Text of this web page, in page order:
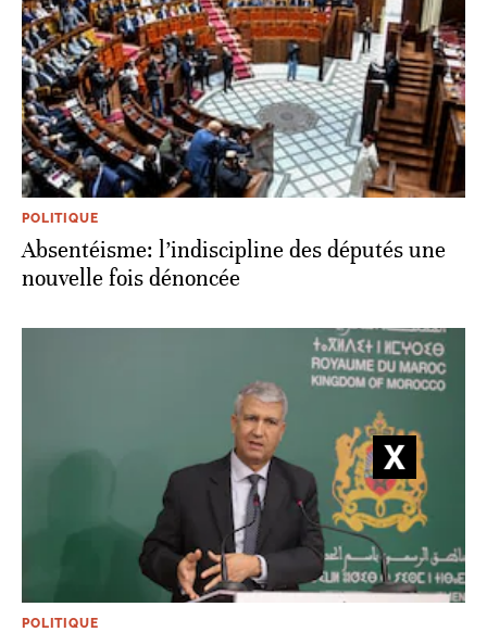
POLITIQUE
Absentéisme: l’indiscipline des députés une
nouvelle fois dénoncée
POLITIQUE